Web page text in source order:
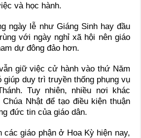
và học hành.
ngày lễ như Giáng Sinh hay đầu
với ngày nghỉ xã hội nên giáo
dự đông đảo hơn.
giữ việc cử hành vào thứ Năm
giúp duy trì truyền thống phụng vụ
Tuy nhiên, nhiều nơi khác
Nhật để tạo điều kiện thuận
đức tin của giáo dân.
các giáo phận ở Hoa Kỳ hiện nay,